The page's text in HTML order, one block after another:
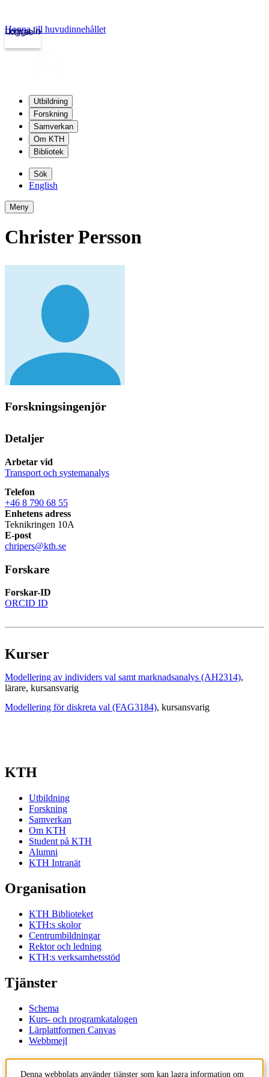
kth.se
Logga in
Hoppa till huvudinnehållet
Utbildning
Forskning
Samverkan
Om KTH
Bibliotek
Sök
English
Meny
Christer Persson
Forskningsingenjör
Detaljer
Arbetar vid
Transport och systemanalys
Telefon
+46 8 790 68 55
Enhetens adress
Teknikringen 10A
E-post
chripers@kth.se
Forskare
Forskar-ID
ORCID ID
Kurser
Modellering av individers val samt marknadsanalys (AH2314),
lärare, kursansvarig
Modellering för diskreta val (FAG3184), kursansvarig
KTH
Utbildning
Forskning
Samverkan
Om KTH
Student på KTH
Alumni
KTH Intranät
Organisation
KTH Biblioteket
KTH:s skolor
Centrumbildningar
Rektor och ledning
KTH:s verksamhetsstöd
Tjänster
Schema
Kurs- och programkatalogen
Lärplattformen Canvas
Webbmejl
Kontakt
Denna webbplats använder tjänster som kan lagra information om